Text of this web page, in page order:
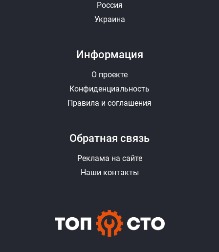
Россия
Украина
Информация
О проекте
Конфиденциальность
Правила и соглашения
Обратная связь
Реклама на сайте
Наши контакты